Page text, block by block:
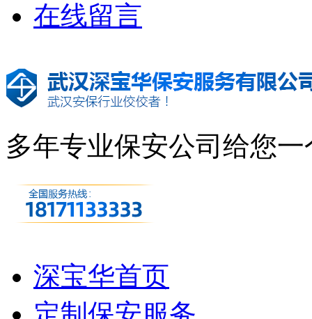
在线留言
多年专业保安公司 给您一
深宝华首页